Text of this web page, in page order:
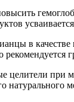
в
рекомендуется
целители при
натурального